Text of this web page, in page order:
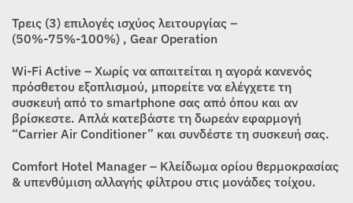
Τρεις (3) επιλογές ισχύος λειτουργίας –
(50%-75%-100%) , Gear Operation
Wi-Fi Active – Χωρίς να απαιτείται η αγορά κανενός
πρόσθετου εξοπλισμού, μπορείτε να ελέγχετε τη
συσκευή από το smartphone σας από όπου και αν
βρίσκεστε. Απλά κατεβάστε τη δωρεάν εφαρμογή
“Carrier Air Conditioner” και συνδέστε τη συσκευή σας.
Comfort Hotel Manager – Κλείδωμα ορίου θερμοκρασίας
& υπενθύμιση αλλαγής φίλτρου στις μονάδες τοίχου.